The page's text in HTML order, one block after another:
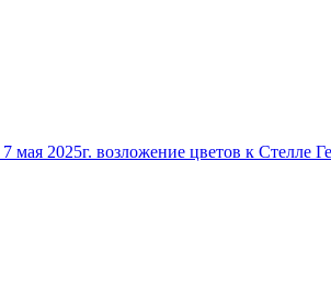
7 мая 2025г. возложение цветов к Стелле